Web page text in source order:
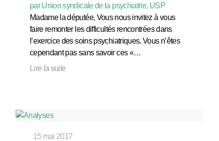
par Union syndicale de la psychiatrie, USP
Madame la députée, Vous nous invitez à vous
faire remonter les difficultés rencontrées dans
l’exercice des soins psychiatriques. Vous n’êtes
cependant pas sans savoir ces «…
Lire la suite
15 mai 2017